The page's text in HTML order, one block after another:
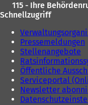
115 - Ihre
Schnellzugriff
Pressemeldungen
Stellenangebote
Öffentliche
Serviceportal
Newsletter